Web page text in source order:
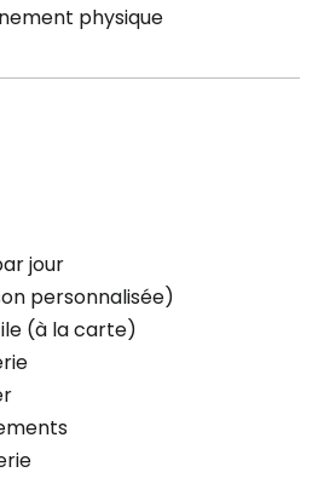
physique
jour
personnalisée)
(à la carte)